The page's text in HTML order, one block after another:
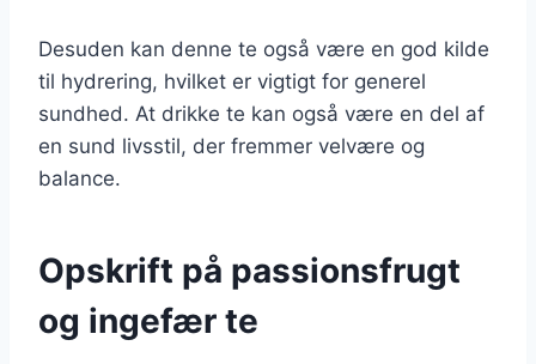
Desuden kan denne te også være en god kilde
til hydrering, hvilket er vigtigt for generel
sundhed. At drikke te kan også være en del af
en sund livsstil, der fremmer velvære og
balance.
Opskrift på passionsfrugt
og ingefær te